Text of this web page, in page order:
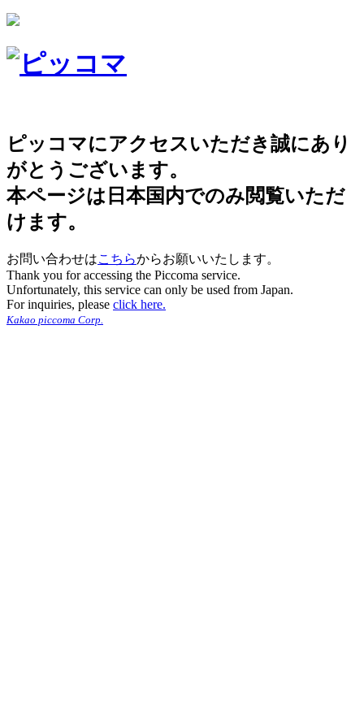
ピッコマにアクセスいただき誠にあり
がとうございます。
本ページは日本国内でのみ閲覧いただ
けます。
お問い合わせはこちらからお願いいたします。
Thank you for accessing the Piccoma service.
Unfortunately, this service can only be used from Japan.
For inquiries, please click here.
Kakao piccoma Corp.